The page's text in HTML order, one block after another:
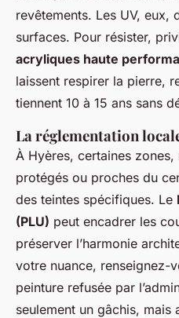
revêtements. Les UV,
surfaces. Pour résister,
acryliques haute
laissent respirer la pierre,
tiennent 10 à 15 ans sans
La réglementation
À Hyères, certaines
protégés ou proches du
des teintes spécifiques. Le
(PLU) peut encadrer les
préserver l’harmonie
votre nuance, renseignez-
peinture refusée par
seulement un gâchis, mais